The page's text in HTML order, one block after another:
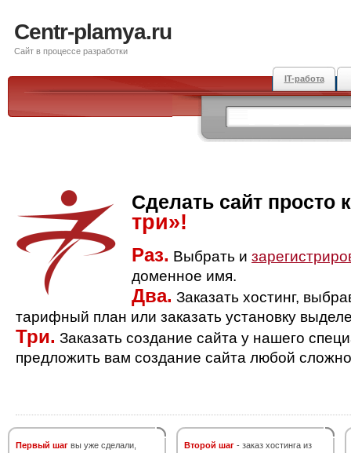
Centr-plamya.ru
Сайт в процессе разработки
IT-работа
Сделать сайт просто
три»!
Раз. Выбрать и
доменное имя.
Два. Заказать хостинг,
тарифный план или заказать установку
Три. Заказать создание сайта у нашего
предложить вам создание сайта любой
Первый шаг вы уже сделали,
Второй шаг - заказ хостинга из